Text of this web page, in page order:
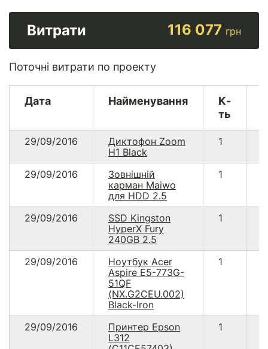
Витрати 116 077 грн
Поточні витрати по проекту
Дата Найменування
К-
ть
29/09/2016
Диктофон Zoom
H1 Black
1
29/09/2016
Зовнішній
карман Maiwo
для HDD 2.5
1
29/09/2016
SSD Kingston
HyperX Fury
240GB 2.5
1
29/09/2016
Ноутбук Acer
Aspire E5-773G-
51QF
(NX.G2CEU.002)
Black-Iron
1
29/09/2016
Принтер Epson
L312
1